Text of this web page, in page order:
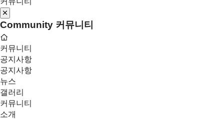
Community 커뮤니티
커뮤니티
공지사항
공지사항
뉴스
갤러리
커뮤니티
소개